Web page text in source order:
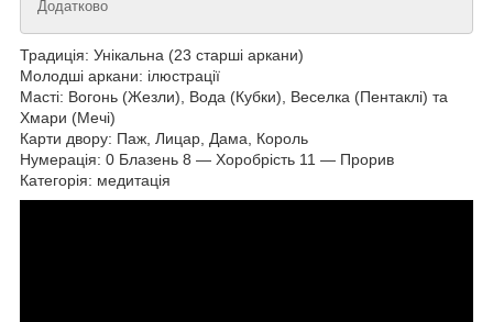
Додатково
Традиція: Унікальна (23 старші аркани)
Молодші аркани: ілюстрації
Масті: Вогонь (Жезли), Вода (Кубки), Веселка (Пентаклі) та
Хмари (Мечі)
Карти двору: Паж, Лицар, Дама, Король
Нумерація: 0 Блазень 8 — Хоробрість 11 — Прорив
Категорія: медитація